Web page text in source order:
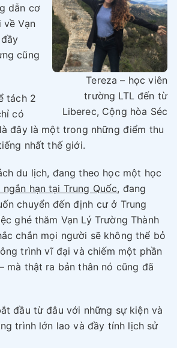
Tereza – học viên
trường LTL đến từ
Liberec, Cộng hòa Séc
dẫn cơ
về Vạn
cũng
tách 2
có
đây là một trong những điểm thu
nhất thế giới.
du lịch, đang theo học một học
hạn tại Trung Quốc, đang
chuyển đến định cư ở Trung
ghé thăm Vạn Lý Trường Thành
chắn mọi người sẽ không thể bỏ
trình vĩ đại và chiếm một phần
mà thật ra bản thân nó cũng đã
đầu từ đâu với những sự kiện và
trình lớn lao và đầy tính lịch sử